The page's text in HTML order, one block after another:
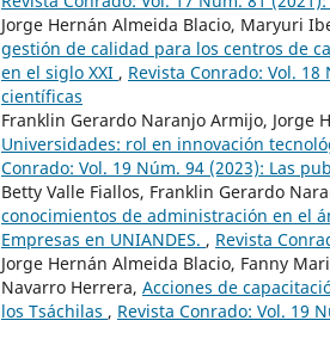
Jorge Hernán Almeida Blacio, Maryuri
gestión de calidad para los centros de
en el siglo XXI , Revista Conrado: Vol.
científicas
Franklin Gerardo Naranjo Armijo, Jorge
Universidades: rol en innovación
Conrado: Vol. 19 Núm. 94 (2023): Las
Betty Valle Fiallos, Franklin Gerardo
conocimientos de administración en el
Empresas en UNIANDES. , Revista
Jorge Hernán Almeida Blacio, Fanny
Navarro Herrera, Acciones de
los Tsáchilas , Revista Conrado: Vol. 19